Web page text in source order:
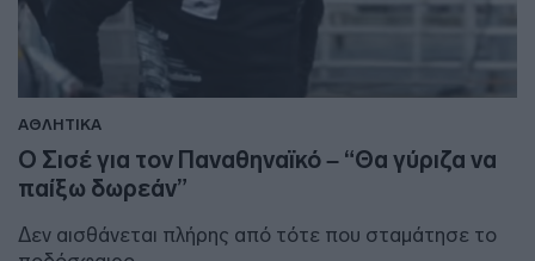
ΑΘΛΗΤΙΚΑ
Ο Σισέ για τον Παναθηναϊκό – “Θα γύριζα να
παίξω δωρεάν”
Δεν αισθάνεται πλήρης από τότε που σταμάτησε το